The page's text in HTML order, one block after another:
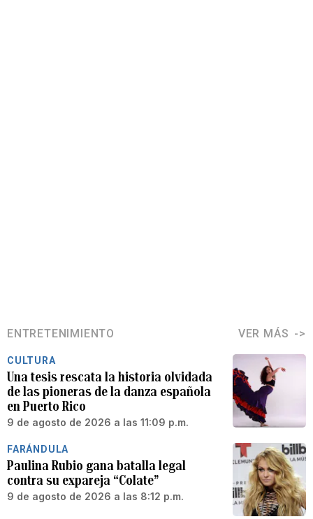
ENTRETENIMIENTO VER MÁS
CULTURA
Una tesis rescata la historia olvidada
de las pioneras de la danza española
en Puerto Rico
9 de agosto de 2026 a las 11:09 p.m.
FARÁNDULA
Paulina Rubio gana batalla legal
contra su expareja “Colate”
9 de agosto de 2026 a las 8:12 p.m.